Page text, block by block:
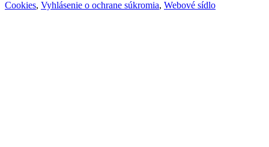
Cookies, Vyhlásenie o ochrane súkromia, Webové sídlo